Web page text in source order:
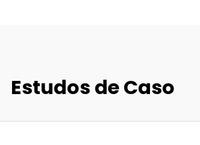
Estudos de Caso